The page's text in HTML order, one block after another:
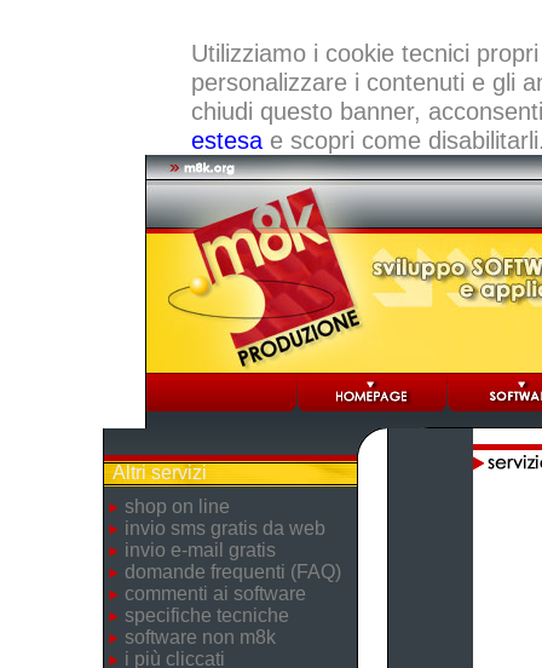
Utilizziamo i cookie tecnici
personalizzare i contenuti e gli
chiudi questo banner,
estesae scopri come
Altri servizi
shop on line
invio sms gratis da web
invio e-mail gratis
domande frequenti (FAQ)
commenti ai software
specifiche tecniche
software non m8k
i più cliccati